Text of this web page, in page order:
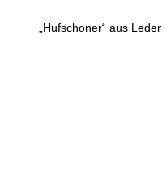
„Hufschoner“ aus Leder